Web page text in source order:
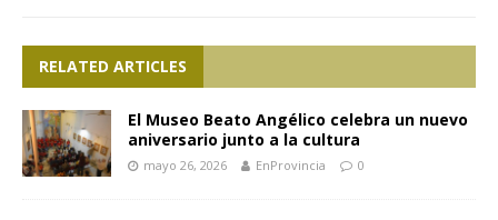
RELATED ARTICLES
El Museo Beato Angélico celebra un nuevo
aniversario junto a la cultura
mayo 26, 2026 EnProvincia 0